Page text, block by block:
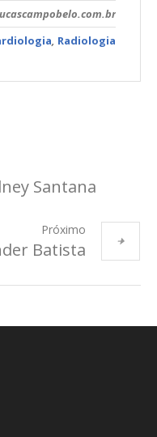
, Radiologia
Santana
Próximo
Batista